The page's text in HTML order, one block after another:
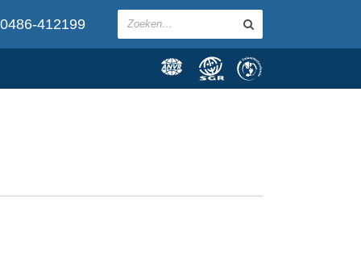
0486-412199